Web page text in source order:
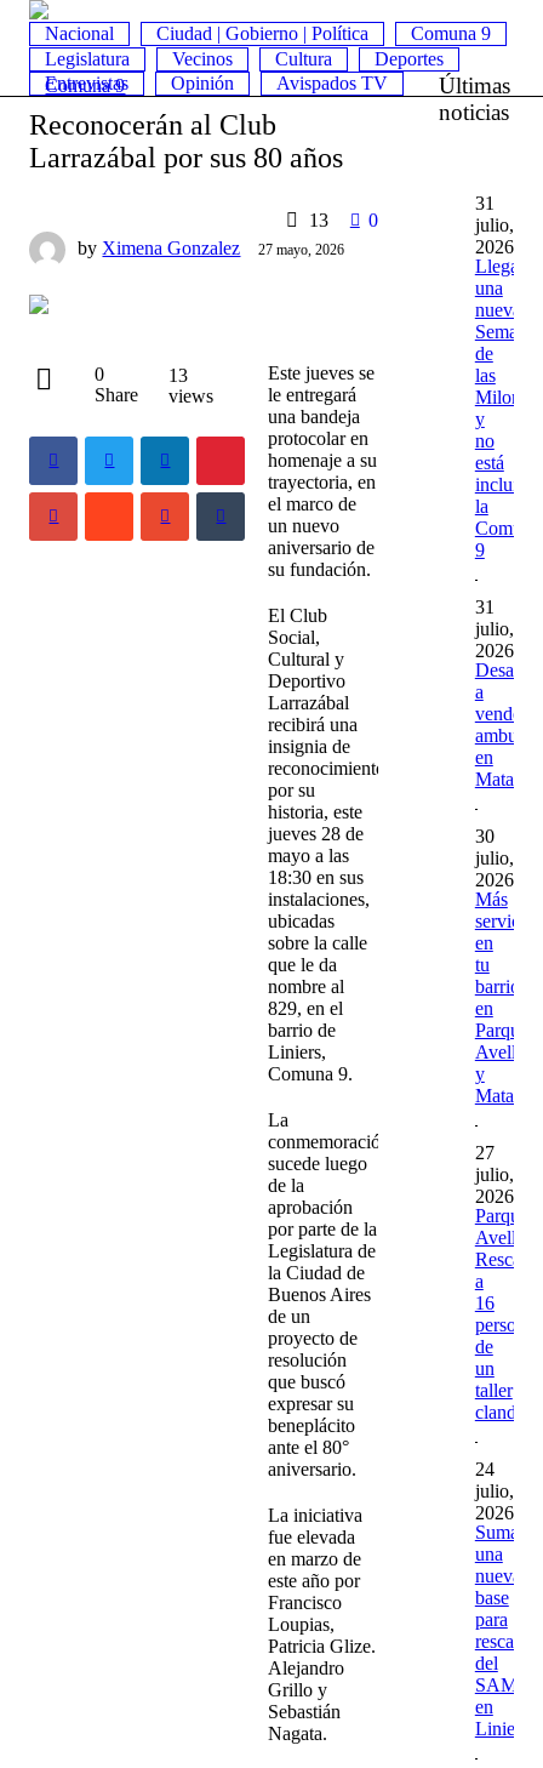
Nacional Ciudad | Gobierno | Política
Comuna 9
Legislatura
Vecinos Cultura
Deportes
Entrevistas
Opinión Avispados TV
Comuna 9
Reconocerán al Club
Larrazábal por sus 80 años
13
0
by Ximena Gonzalez 27 mayo, 2026
0
Share
13
views
Este jueves se
le entregará
una bandeja
protocolar en
homenaje a su
trayectoria, en
el marco de
un nuevo
aniversario de
su fundación.
El Club
Social,
Cultural y
Deportivo
Larrazábal
recibirá una
insignia de
reconocimiento
por su
historia, este
jueves 28 de
mayo a las
18:30 en sus
instalaciones,
ubicadas
sobre la calle
que le da
nombre al
829, en el
barrio de
Liniers,
Comuna 9.
La
conmemoración
sucede luego
de la
aprobación
por parte de la
Legislatura de
la Ciudad de
Buenos Aires
de un
proyecto de
resolución
que buscó
expresar su
beneplácito
ante el 80°
aniversario.
La iniciativa
fue elevada
en marzo de
este año por
Francisco
Loupias,
Patricia Glize.
Alejandro
Grillo y
Sebastián
Nagata.
Últimas
noticias
Llega
una
nueva
Semana
de
las
y
no
está
incluída
la
Comuna
9
31
julio,
2026
a
en
31
julio,
2026
Más
servicios
en
tu
barrio
en
Parque
y
30
julio,
2026
Parque
a
16
personas
de
un
taller
27
julio,
2026
Sumaron
una
nueva
base
para
rescates
del
SAME
en
Liniers
24
julio,
2026